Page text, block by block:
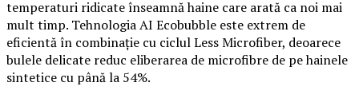
temperaturi ridicate înseamnă haine care arată ca noi mai
mult timp. Tehnologia AI Ecobubble este extrem de
eficientă în combinație cu ciclul Less Microfiber, deoarece
bulele delicate reduc eliberarea de microfibre de pe hainele
sintetice cu până la 54%.